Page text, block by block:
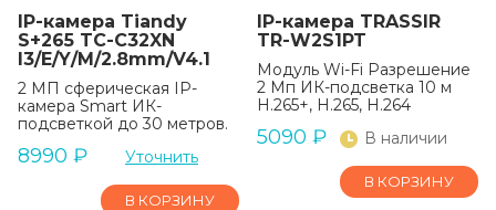
IP-камера Tiandy
S+265 TC-C32XN
I3/E/Y/M/2.8mm/V4.1
2 МП сферическая IP-
камера Smart ИК-
подсветкой до 30 метров.
8990 ₽ Уточнить
В КОРЗИНУ
IP-камера TRASSIR
TR-W2S1PT
Модуль Wi-Fi Разрешение
2 Мп ИК-подсветка 10 м
H.265+, H.265, H.264
5090 ₽ В наличии
В КОРЗИНУ